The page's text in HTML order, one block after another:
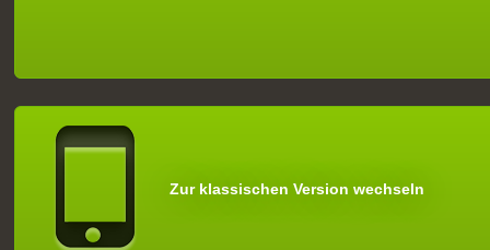
Zur klassischen Version wechseln